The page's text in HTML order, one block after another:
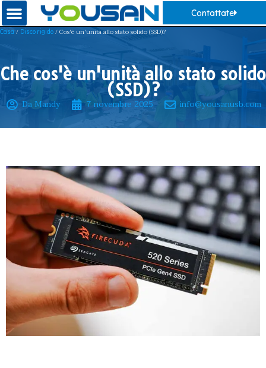
Contattate
Casa / Disco rigido / Cos'è un'unità allo stato solido (SSD)?
Che cos'è un'unità allo stato solido
(SSD)?
Da Mandy 7 novembre 2025 info@yousanusb.com